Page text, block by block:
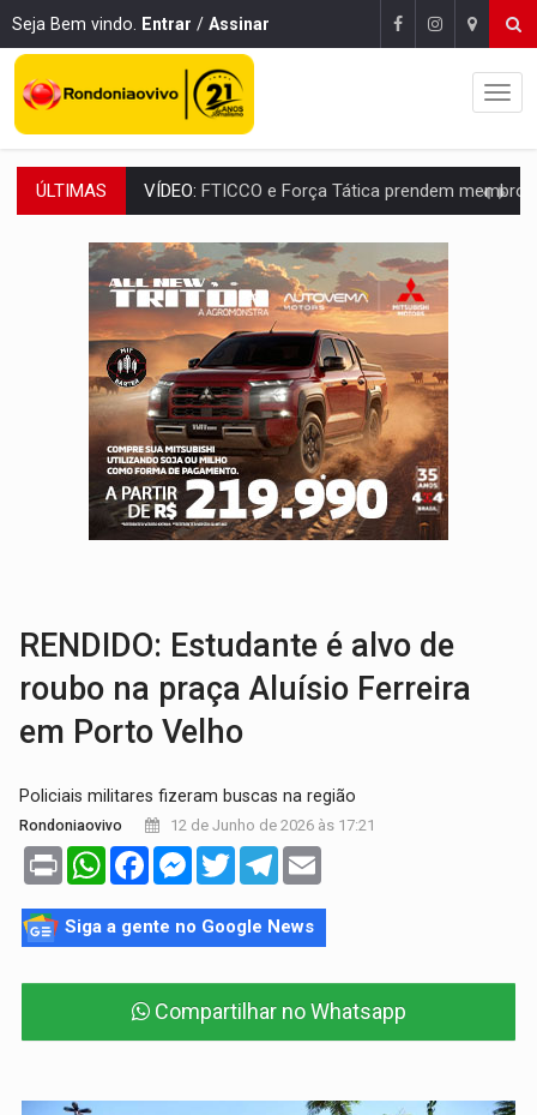
Seja Bem vindo. Entrar / Assinar
ÚLTIMAS INCLUSÃO:Prefeitura fortalece parceria com a APAE para ampliar ações
DEFESA:Exército testa inovações no combate a drones durante
TEMAS SOCIOAMBIENTAIS:Em Itapuã do Oeste, CINEMAZÔNIA leva cinema
PREVISÃO:Interior de Rondônia terá sábado (8) de calor intenso
INFRAESTRUTURA:Após quase 30 anos de espera, asfalto chega ao
A ILHA:Coreografia de Rondônia estreia na programação do Festival de
ELEIÇÕES 2026:Sgt. Mouza esclarece 'erro de digitação' em declaração de
JUDICIÁRIO:Sinjur parabeniza servidores pelo adicional de incentivo com
RENDIDO: Estudante é alvo de
roubo na praça Aluísio Ferreira
em Porto Velho
Policiais militares fizeram buscas na região
Rondoniaovivo 12 de Junho de 2026 às 17:21
Print WhatsAppFacebookMessenger
TwitterTelegram
Siga a gente no Google News
Compartilhar no Whatsapp